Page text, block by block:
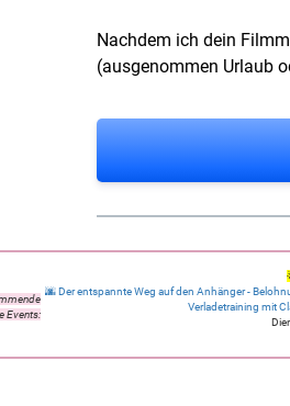
Nachdem ich dein
(ausgenommen Urlaub
Events:
🌆 Der entspannte Weg auf den Anhänger -
Verladetraining mit